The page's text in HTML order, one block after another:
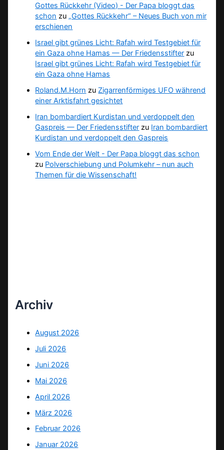
Gottes Rückkehr (Video) - Der Papa bloggt das
schon zu „Gottes Rückkehr“ – Neues Buch von mir
erschienen
Israel gibt grünes Licht: Rafah wird Testgebiet für
ein Gaza ohne Hamas — Der Friedensstifter zu
Israel gibt grünes Licht: Rafah wird Testgebiet für
ein Gaza ohne Hamas
Roland.M.Horn zu Zigarrenförmiges UFO während
einer Arktisfahrt gesichtet
Iran bombardiert Kurdistan und verdoppelt den
Gaspreis — Der Friedensstifter zu Iran bombardiert
Kurdistan und verdoppelt den Gaspreis
Vom Ende der Welt - Der Papa bloggt das schon
zu Polverschiebung und Polumkehr – nun auch
Themen für die Wissenschaft!
Archiv
August 2026
Juli 2026
Juni 2026
Mai 2026
April 2026
März 2026
Februar 2026
Januar 2026